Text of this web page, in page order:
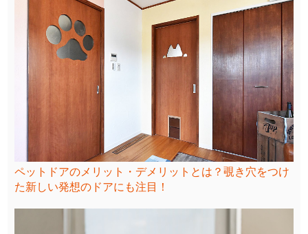
ペットドアのメリット・デメリットとは？覗き穴をつけ
た新しい発想のドアにも注目！